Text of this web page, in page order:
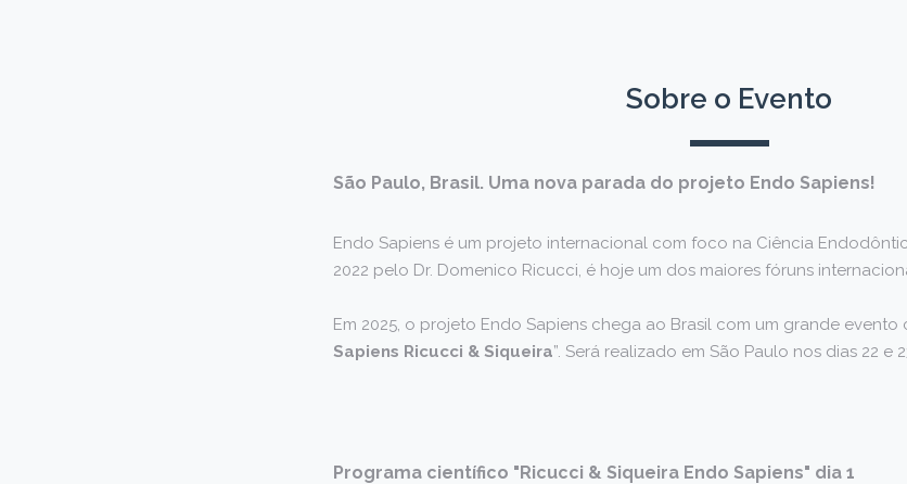
Sobre o Evento
São Paulo, Brasil. Uma nova parada do projeto Endo Sapiens!
Endo Sapiens é um projeto internacional com foco na Ciência
2022 pelo Dr. Domenico Ricucci, é hoje um dos maiores fóruns
Em 2025, o projeto Endo Sapiens chega ao Brasil com um grande evento
Sapiens Ricucci & Siqueira”. Será realizado em São Paulo nos dias 22 e
Programa científico "Ricucci & Siqueira Endo Sapiens" dia 1